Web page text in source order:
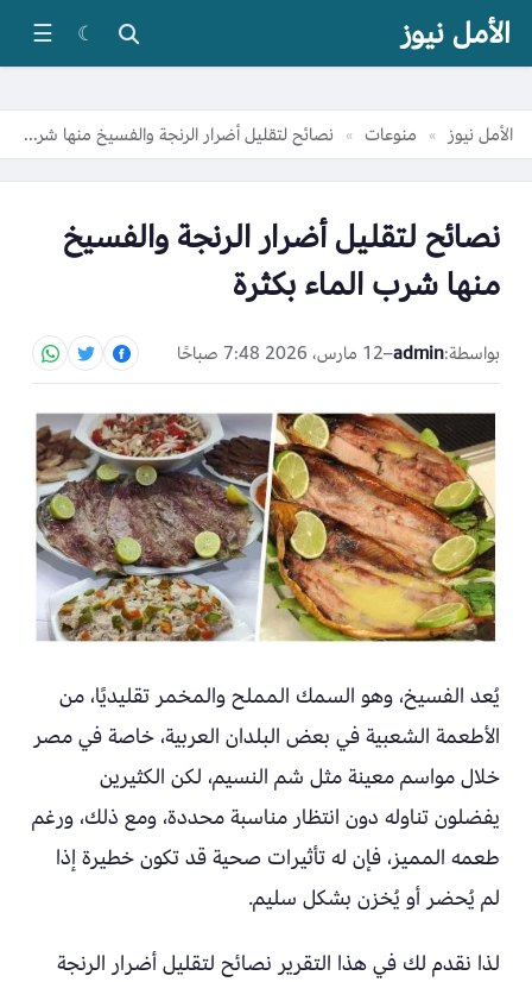
الأمل نيوز ☾
☰
الأمل نيوز » منوعات » نصائح لتقليل أضرار الرنجة والفسيخ منها شرب الماء بكثرة
نصائح لتقليل أضرار الرنجة والفسيخ
منها شرب الماء بكثرة
بواسطة:admin
–12 مارس، 2026 7:48 صباحًا
يُعد الفسيخ، وهو السمك المملح والمخمر تقليديًا، من
الأطعمة الشعبية في بعض البلدان العربية، خاصة في مصر
خلال مواسم معينة مثل شم النسيم، لكن الكثيرين
يفضلون تناوله دون انتظار مناسبة محددة، ومع ذلك، ورغم
طعمه المميز، فإن له تأثيرات صحية قد تكون خطيرة إذا
لم يُحضر أو يُخزن بشكل سليم.
لذا نقدم لك في هذا التقرير نصائح لتقليل أضرار الرنجة